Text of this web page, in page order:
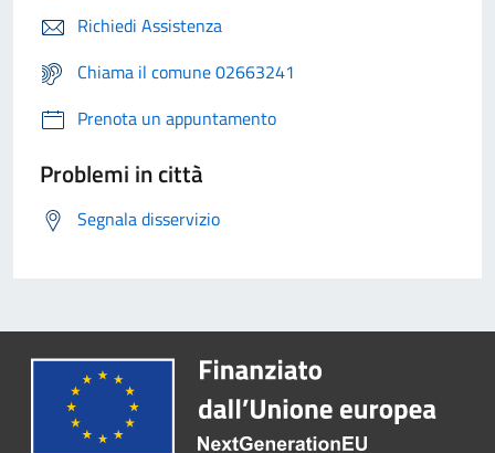
Richiedi Assistenza
Chiama il comune 02663241
Prenota un appuntamento
Problemi in città
Segnala disservizio